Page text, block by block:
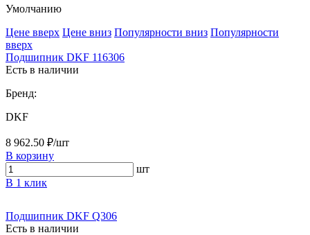
Умолчанию
Ценe вверх Ценe вниз Популярности вниз Популярности
вверх
Подшипник DKF 116306
Есть в наличии
Бренд:
DKF
8 962.50 ₽/шт
В корзину
шт
В 1 клик
Подшипник DKF Q306
Есть в наличии